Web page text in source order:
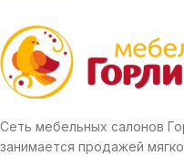
Сеть мебельных салонов
занимается продажей